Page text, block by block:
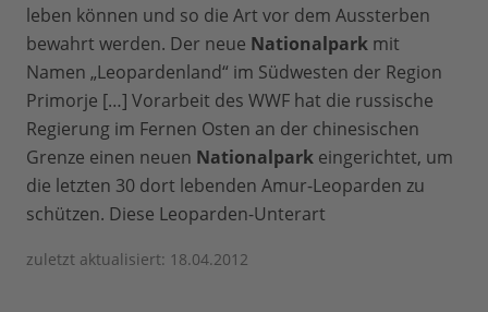
leben können und so die Art vor dem Aussterben
bewahrt werden. Der neue Nationalpark mit
Namen „Leopardenland“ im Südwesten der Region
Primorje […] Vorarbeit des WWF hat die russische
Regierung im Fernen Osten an der chinesischen
Grenze einen neuen Nationalpark eingerichtet, um
die letzten 30 dort lebenden Amur-Leoparden zu
schützen. Diese Leoparden-Unterart
zuletzt aktualisiert: 18.04.2012